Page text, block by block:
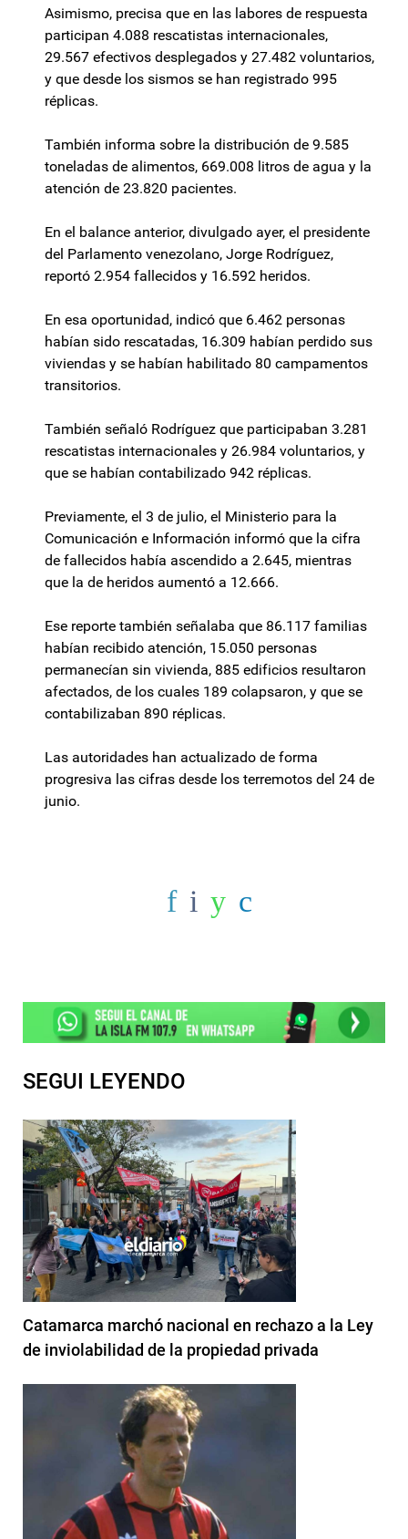
Asimismo, precisa que en las labores de respuesta
participan 4.088 rescatistas internacionales,
29.567 efectivos desplegados y 27.482 voluntarios,
y que desde los sismos se han registrado 995
réplicas.
También informa sobre la distribución de 9.585
toneladas de alimentos, 669.008 litros de agua y la
atención de 23.820 pacientes.
En el balance anterior, divulgado ayer, el presidente
del Parlamento venezolano, Jorge Rodríguez,
reportó 2.954 fallecidos y 16.592 heridos.
En esa oportunidad, indicó que 6.462 personas
habían sido rescatadas, 16.309 habían perdido sus
viviendas y se habían habilitado 80 campamentos
transitorios.
También señaló Rodríguez que participaban 3.281
rescatistas internacionales y 26.984 voluntarios, y
que se habían contabilizado 942 réplicas.
Previamente, el 3 de julio, el Ministerio para la
Comunicación e Información informó que la cifra
de fallecidos había ascendido a 2.645, mientras
que la de heridos aumentó a 12.666.
Ese reporte también señalaba que 86.117 familias
habían recibido atención, 15.050 personas
permanecían sin vivienda, 885 edificios resultaron
afectados, de los cuales 189 colapsaron, y que se
contabilizaban 890 réplicas.
Las autoridades han actualizado de forma
progresiva las cifras desde los terremotos del 24 de
junio.
SEGUI LEYENDO
Catamarca marchó nacional en rechazo a la Ley
de inviolabilidad de la propiedad privada